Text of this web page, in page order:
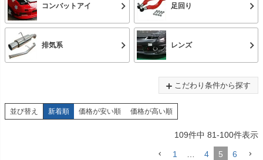
コンバットアイ 足回り
排気系 レンズ
こだわり条件から探す
並び替え 新着順 価格が安い順 価格が高い順
109件中 81-100件表示
1 4 5 6